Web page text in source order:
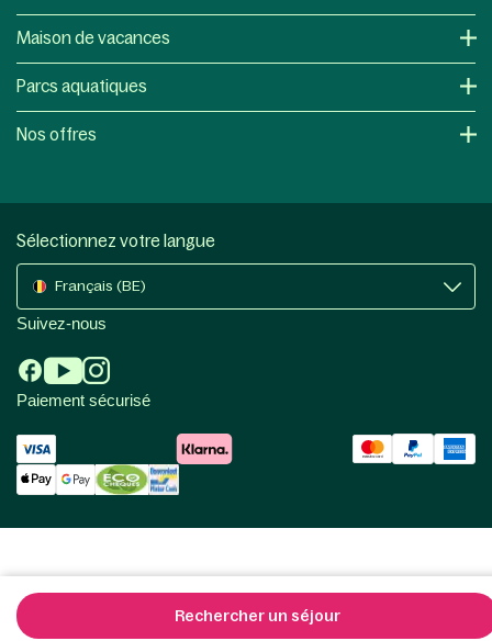
Rechercher un séjour
Maison de vacances
Parcs aquatiques
Nos offres
Sélectionnez votre langue
Français (BE)
Suivez-nous
Paiement sécurisé